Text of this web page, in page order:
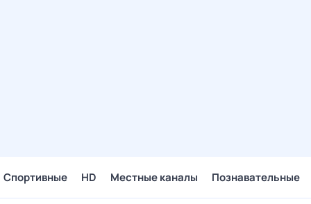
Спортивные HD Местные каналы Познавательные